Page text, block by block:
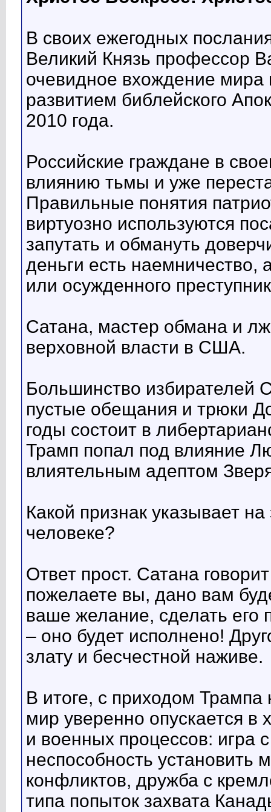
В своих ежегодных
Великий Князь профессор
очевидное вхождение мира
развитием библейского
2010 года.
Российские граждане в
влиянию тьмы и уже
Правильные понятия
виртуозно используются
запутать и обмануть
деньги есть
или осужденного
Сатана, мастер обмана и
верховной власти в США.
Большинство
пустые обещания и трюки
годы состоит в
Трамп попал под влияние
влиятельным адептом
Какой признак указывает
человеке?
Ответ прост. Сатана
пожелаете вы, дано вам
ваше желание, сделать его
– оно будет исполнено!
злату и бесчестной наживе.
В итоге, с приходом
мир уверенно опускается в
и военных процессов: игра
неспособность установить
конфликтов, дружба с
типа попыток захвата